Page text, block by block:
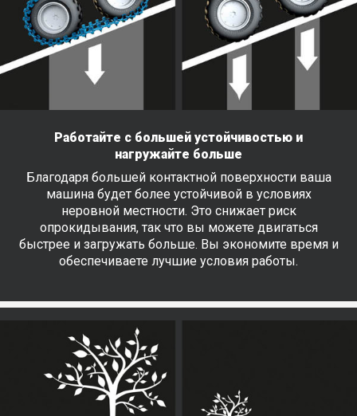
Работайте с большей устойчивостью и
нагружайте больше
Благодаря большей контактной поверхности ваша
машина будет более устойчивой в условиях
неровной местности. Это снижает риск
опрокидывания, так что вы можете двигаться
быстрее и загружать больше. Вы экономите время и
обеспечиваете лучшие условия работы.